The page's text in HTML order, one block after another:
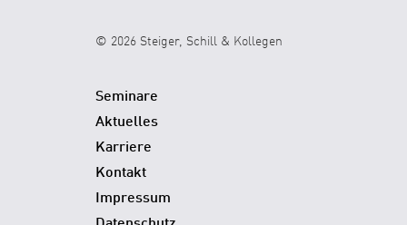
© 2026 Steiger, Schill & Kollegen
Seminare
Aktuelles
Karriere
Kontakt
Impressum